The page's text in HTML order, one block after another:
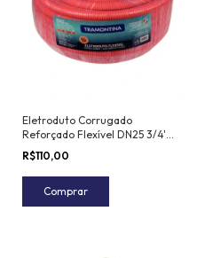
Eletroduto Corrugado
Reforçado Flexível DN25 3/4'
Tramontina 50 m
R$110,00
Comprar